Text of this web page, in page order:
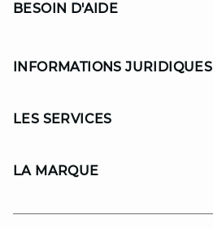
BESOIN D'AIDE
INFORMATIONS JURIDIQUES
LES SERVICES
LA MARQUE